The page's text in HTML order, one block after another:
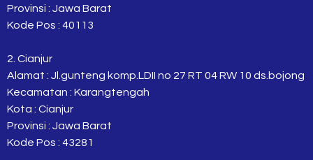
Provinsi : Jawa Barat
Kode Pos : 40113
2. Cianjur
Alamat : Jl.gunteng komp.LDII no 27 RT 04 RW 10 ds.bojong
Kecamatan : Karangtengah
Kota : Cianjur
Provinsi : Jawa Barat
Kode Pos : 43281